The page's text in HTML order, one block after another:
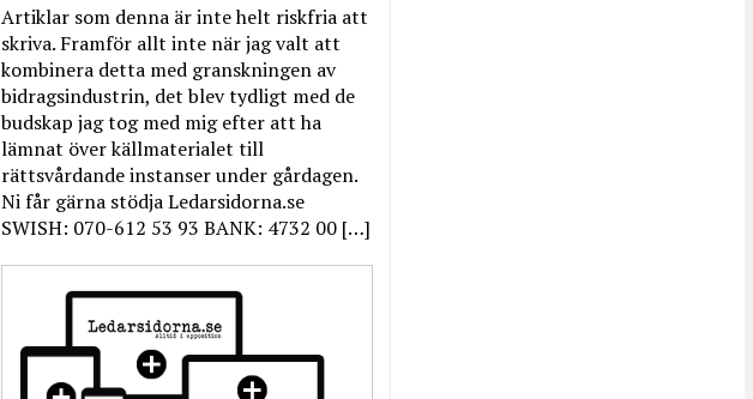
Artiklar som denna är inte helt riskfria att
skriva. Framför allt inte när jag valt att
kombinera detta med granskningen av
bidragsindustrin, det blev tydligt med de
budskap jag tog med mig efter att ha
lämnat över källmaterialet till
rättsvårdande instanser under gårdagen.
Ni får gärna stödja Ledarsidorna.se
SWISH: 070-612 53 93 BANK: 4732 00 […]